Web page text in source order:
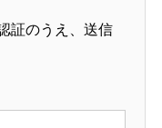
証のうえ、送信